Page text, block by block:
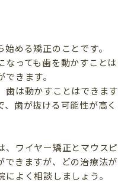
める矯正のことです。
なっても歯を動かすことは
きます。
歯は動かすことはできます
歯が抜ける可能性が高く
、ワイヤー矯正とマウスピ
できますが、どの治療法が
よく相談しましょう。